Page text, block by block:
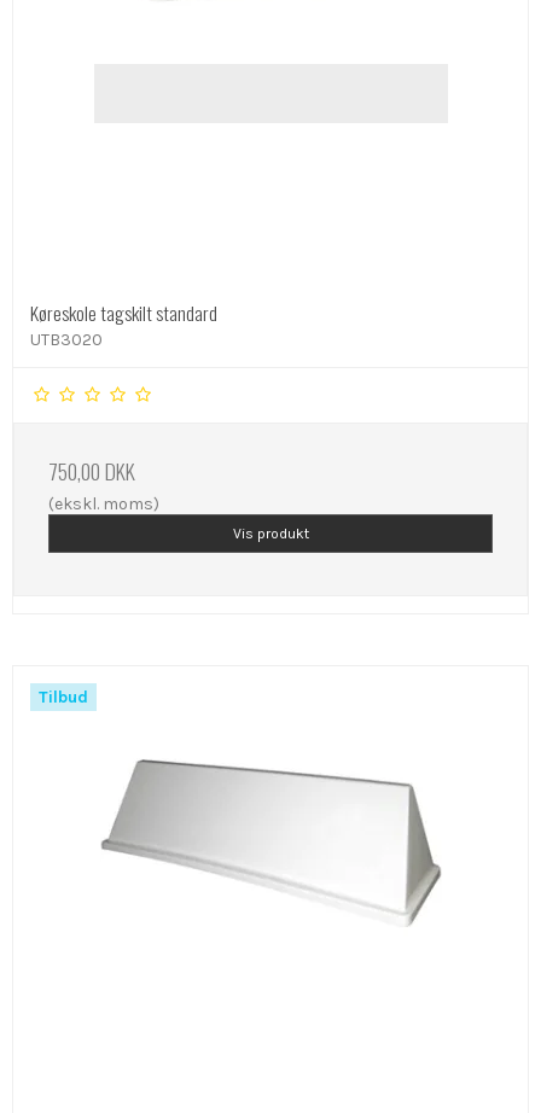
Køreskole tagskilt standard
UTB3020
750,00 DKK
(ekskl. moms)
Vis produkt
Tilbud